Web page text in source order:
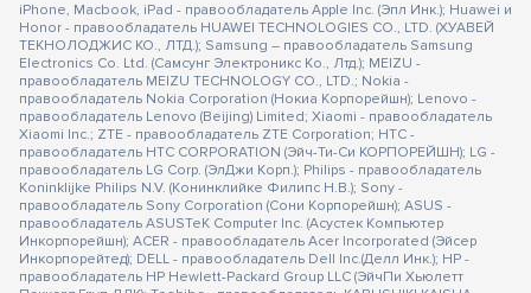
iPhone, Macbook, iPad - правообладатель Apple Inc. (Эпл Инк.); Huawei и
Honor - правообладатель HUAWEI TECHNOLOGIES CO., LTD. (ХУАВЕЙ
ТЕКНОЛОДЖИС КО., ЛТД.); Samsung – правообладатель Samsung
Electronics Co. Ltd. (Самсунг Электроникс Ко., Лтд.); MEIZU -
правообладатель MEIZU TECHNOLOGY CO., LTD.; Nokia -
правообладатель Nokia Corporation (Нокиа Корпорейшн); Lenovo -
правообладатель Lenovo (Beijing) Limited; Xiaomi - правообладатель
Xiaomi Inc.; ZTE - правообладатель ZTE Corporation; HTC -
правообладатель HTC CORPORATION (Эйч-Ти-Си КОРПОРЕЙШН); LG -
правообладатель LG Corp. (ЭлДжи Корп.); Philips - правообладатель
Koninklijke Philips N.V. (Конинклийке Филипс Н.В.); Sony -
правообладатель Sony Corporation (Сони Корпорейшн); ASUS -
правообладатель ASUSTeK Computer Inc. (Асустек Компьютер
Инкорпорейшн); ACER - правообладатель Acer Incorporated (Эйсер
Инкорпорейтед); DELL - правообладатель Dell Inc.(Делл Инк.); HP -
правообладатель HP Hewlett-Packard Group LLC (ЭйчПи Хьюлетт